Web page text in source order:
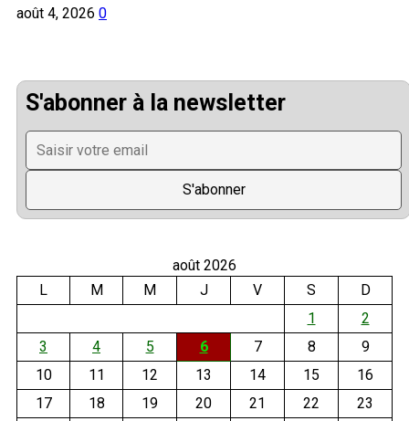
août 4, 2026 0
S'abonner à la newsletter
août 2026
L
M M J V S
D
1
2
3
4 5 6 7 8
9
10
11 12 13 14 15
16
17
18 19 20 21 22
23